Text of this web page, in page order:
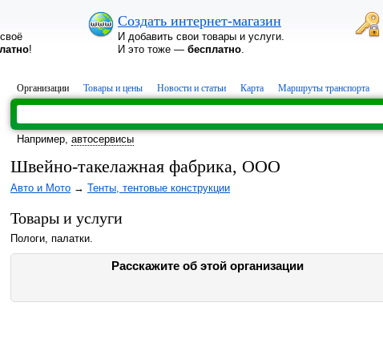
!
Создать интернет-магазин
И добавить свои товары и услуги.
И это тоже — бесплатно.
Организации Товары и цены Новости и статьи Карта Маршруты транспорта
Например, автосервисы
Швейно-такелажная фабрика, ООО
Авто и Мото → Тенты, тентовые конструкции
Товары и услуги
Пологи, палатки.
Расскажите об этой организации